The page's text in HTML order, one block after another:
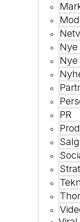
Nye
PR
Salg